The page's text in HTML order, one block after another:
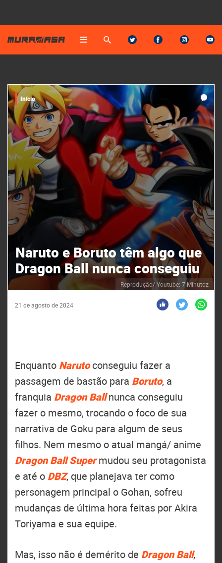
Reprodução/ Youtube: 7 Minutoz
Início
Naruto e Boruto têm algo que
Dragon Ball nunca conseguiu
21 de agosto de 2024
Enquanto Narutoconseguiu fazer a
passagem de bastão para Boruto, a
franquia Dragon Ballnunca conseguiu
fazer o mesmo, trocando o foco de sua
narrativa de Goku para algum de seus
filhos. Nem mesmo o atual mangá/ anime
Dragon Ball Super mudou seu protagonista
e até o DBZ, que planejava ter como
personagem principal o Gohan, sofreu
mudanças de última hora feitas por Akira
Toriyama e sua equipe.
Mas, isso não é demérito de Dragon Ball,